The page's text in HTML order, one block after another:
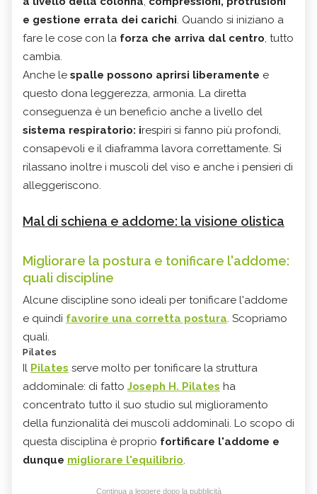
e gestione errata dei carichi. Quando si iniziano a
fare le cose con la forza che arriva dal centro, tutto
cambia.
Anche le spalle possono aprirsi liberamente e
questo dona leggerezza, armonia. La diretta
conseguenza è un beneficio anche a livello del
sistema respiratorio: irespiri si fanno più profondi,
consapevoli e il diaframma lavora correttamente. Si
rilassano inoltre i muscoli del viso e anche i pensieri di
alleggeriscono.
Mal di schiena e addome: la visione olistica
Migliorare la postura e tonificare l'addome:
quali discipline
Alcune discipline sono ideali per tonificare l'addome
e quindi favorire una corretta postura. Scopriamo
quali.
Pilates
Il Pilates serve molto per tonificare la struttura
addominale: di fatto Joseph H. Pilates ha
concentrato tutto il suo studio sul miglioramento
della funzionalità dei muscoli addominali. Lo scopo di
questa disciplina è proprio fortificare l'addome e
dunque migliorare l'equilibrio.
Continua a leggere dopo la pubblicità